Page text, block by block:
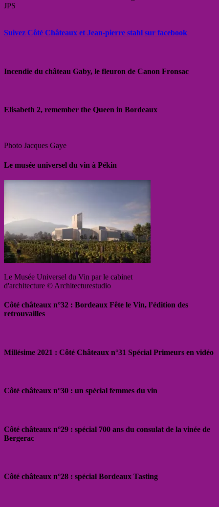
JPS
Suivez Côté Châteaux et Jean-pierre stahl sur facebook
Incendie du château Gaby, le fleuron de Canon Fronsac
Elisabeth 2, remember the Queen in Bordeaux
Photo Jacques Gaye
Le musée universel du vin à Pékin
Le Musée Universel du Vin par le cabinet
d'architecture © Architecturestudio
Côté châteaux n°32 : Bordeaux Fête le Vin, l’édition des
retrouvailles
Millésime 2021 : Côté Châteaux n°31 Spécial Primeurs en vidéo
Côté châteaux n°30 : un spécial femmes du vin
Côté châteaux n°29 : spécial 700 ans du consulat de la vinée de
Bergerac
Côté châteaux n°28 : spécial Bordeaux Tasting